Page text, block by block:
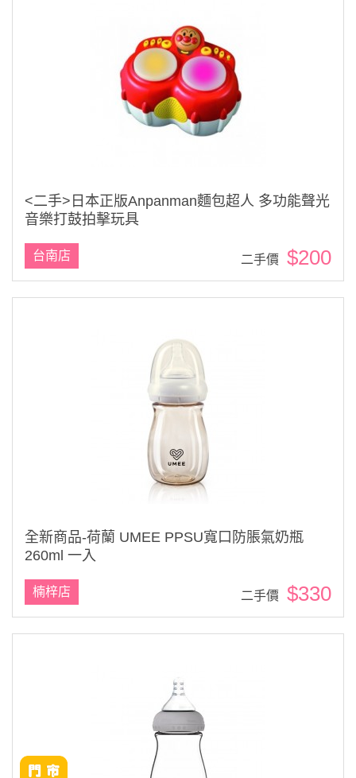
<二手>日本正版Anpanman麵包超人 多功能聲光
音樂打鼓拍擊玩具
$200
二手價
台南店
全新商品-荷蘭 UMEE PPSU寬口防脹氣奶瓶
260ml 一入
$330
二手價
楠梓店